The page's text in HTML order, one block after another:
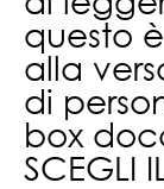
questo
alla
di
box
SCEGLI